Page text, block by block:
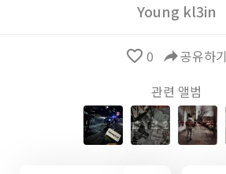
Young kl3in
favorite_border 0 reply공유하기
관련 앨범